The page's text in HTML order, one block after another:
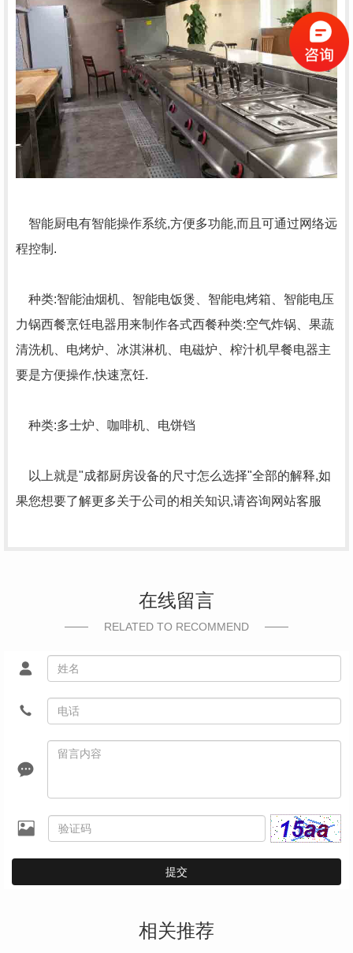
智能厨电有智能操作系统,方便多功能,而且可通过网络远
程控制.
种类:智能油烟机、智能电饭煲、智能电烤箱、智能电压
力锅西餐烹饪电器用来制作各式西餐种类:空气炸锅、果蔬
清洗机、电烤炉、冰淇淋机、电磁炉、榨汁机早餐电器主
要是方便操作,快速烹饪.
种类:多士炉、咖啡机、电饼铛
以上就是"成都厨房设备的尺寸怎么选择"全部的解释,如
果您想要了解更多关于公司的相关知识,请咨询网站客服
在线留言
RELATED TO RECOMMEND
提交
相关推荐